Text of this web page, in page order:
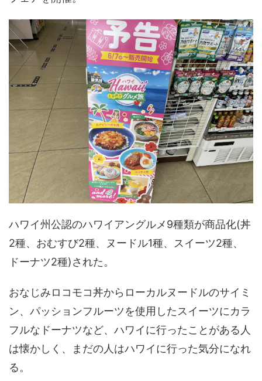
ハワイ州公認のハワイアングルメ9種類が商品化(丼
2種、おむすび2種、ヌードル1種、スイーツ2種、
ドーナツ2種)された。
おなじみロコモコ丼からローカルヌードルのサイミ
ン、パッションフルーツを使用したスイーツにカラ
フルなドーナツなど、ハワイに行ったことがある人
は懐かしく、まだの人はハワイに行った気分になれ
る。